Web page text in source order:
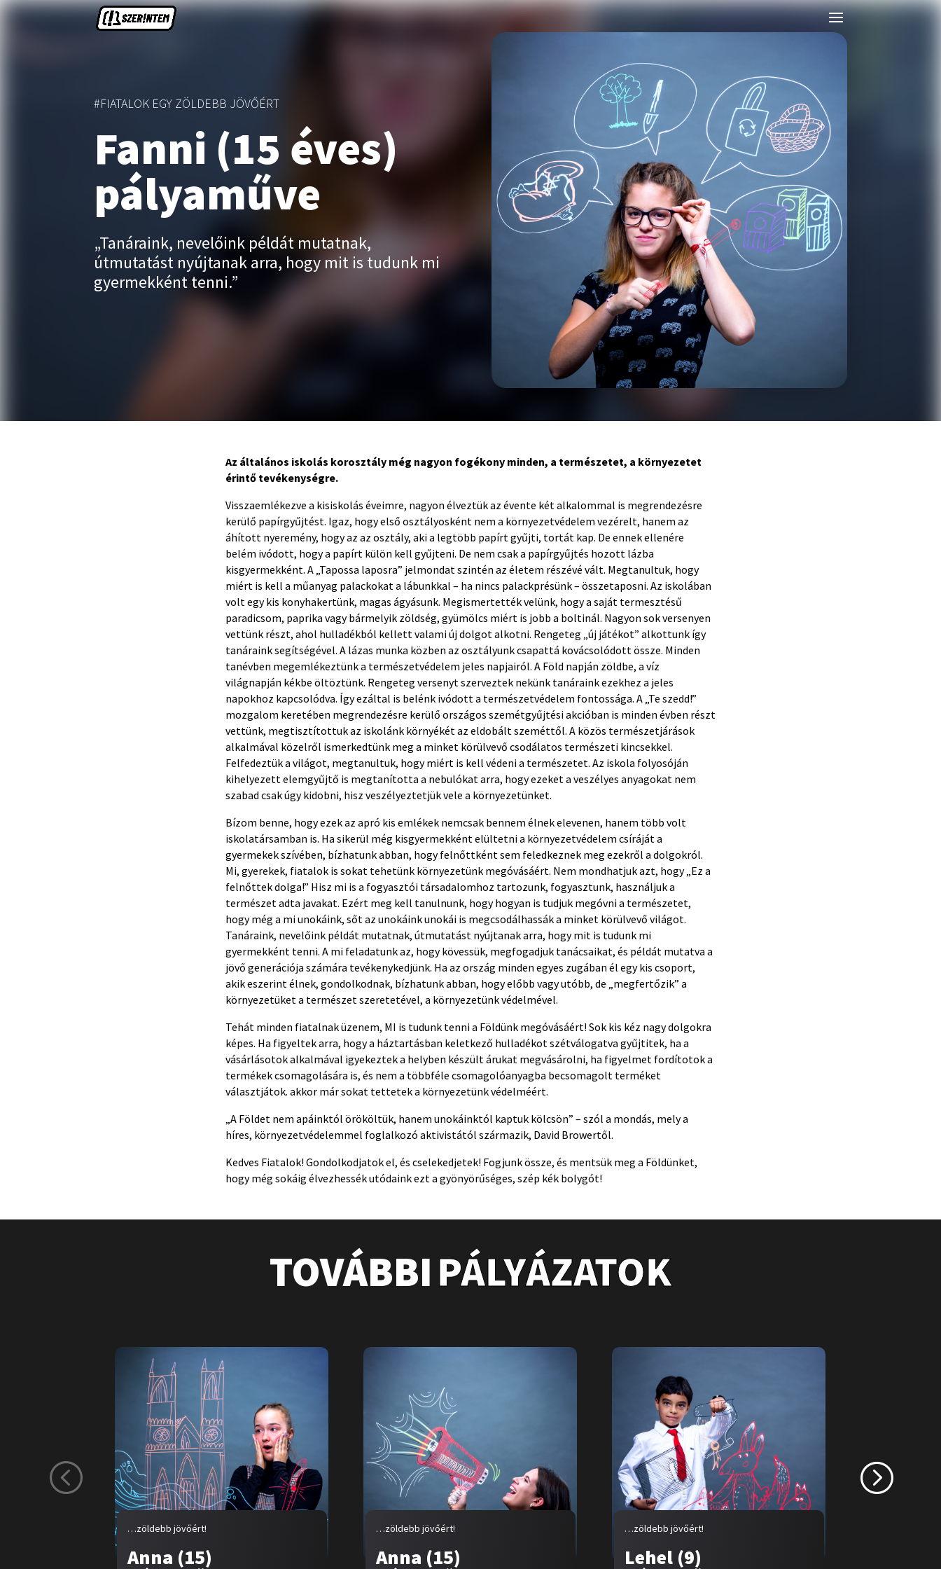
#FIATALOK EGY ZÖLDEBB JÖVŐÉRT
Fanni (15 éves)
pályaműve
„Tanáraink, nevelőink példát mutatnak,
útmutatást nyújtanak arra, hogy mit is tudunk mi
gyermekként tenni.”
Az általános iskolás korosztály még nagyon fogékony minden, a természetet, a környezetet
érintő tevékenységre.
Visszaemlékezve a kisiskolás éveimre, nagyon élveztük az évente két alkalommal is megrendezésre
kerülő papírgyűjtést. Igaz, hogy első osztályosként nem a környezetvédelem vezérelt, hanem az
áhított nyeremény, hogy az az osztály, aki a legtöbb papírt gyűjti, tortát kap. De ennek ellenére
belém ivódott, hogy a papírt külön kell gyűjteni. De nem csak a papírgyűjtés hozott lázba
kisgyermekként. A „Tapossa laposra” jelmondat szintén az életem részévé vált. Megtanultuk, hogy
miért is kell a műanyag palackokat a lábunkkal – ha nincs palackprésünk – összetaposni. Az iskolában
volt egy kis konyhakertünk, magas ágyásunk. Megismertették velünk, hogy a saját termesztésű
paradicsom, paprika vagy bármelyik zöldség, gyümölcs miért is jobb a boltinál. Nagyon sok versenyen
vettünk részt, ahol hulladékból kellett valami új dolgot alkotni. Rengeteg „új játékot” alkottunk így
tanáraink segítségével. A lázas munka közben az osztályunk csapattá kovácsolódott össze. Minden
tanévben megemlékeztünk a természetvédelem jeles napjairól. A Föld napján zöldbe, a víz
világnapján kékbe öltöztünk. Rengeteg versenyt szerveztek nekünk tanáraink ezekhez a jeles
napokhoz kapcsolódva. Így ezáltal is belénk ivódott a természetvédelem fontossága. A „Te szedd!”
mozgalom keretében megrendezésre kerülő országos szemétgyűjtési akcióban is minden évben részt
vettünk, megtisztítottuk az iskolánk környékét az eldobált szeméttől. A közös természetjárások
alkalmával közelről ismerkedtünk meg a minket körülvevő csodálatos természeti kincsekkel.
Felfedeztük a világot, megtanultuk, hogy miért is kell védeni a természetet. Az iskola folyosóján
kihelyezett elemgyűjtő is megtanította a nebulókat arra, hogy ezeket a veszélyes anyagokat nem
szabad csak úgy kidobni, hisz veszélyeztetjük vele a környezetünket.
Bízom benne, hogy ezek az apró kis emlékek nemcsak bennem élnek elevenen, hanem több volt
iskolatársamban is. Ha sikerül még kisgyermekként elültetni a környezetvédelem csíráját a
gyermekek szívében, bízhatunk abban, hogy felnőttként sem feledkeznek meg ezekről a dolgokról.
Mi, gyerekek, fiatalok is sokat tehetünk környezetünk megóvásáért. Nem mondhatjuk azt, hogy „Ez a
felnőttek dolga!” Hisz mi is a fogyasztói társadalomhoz tartozunk, fogyasztunk, használjuk a
természet adta javakat. Ezért meg kell tanulnunk, hogy hogyan is tudjuk megóvni a természetet,
hogy még a mi unokáink, sőt az unokáink unokái is megcsodálhassák a minket körülvevő világot.
Tanáraink, nevelőink példát mutatnak, útmutatást nyújtanak arra, hogy mit is tudunk mi
gyermekként tenni. A mi feladatunk az, hogy kövessük, megfogadjuk tanácsaikat, és példát mutatva a
jövő generációja számára tevékenykedjünk. Ha az ország minden egyes zugában él egy kis csoport,
akik eszerint élnek, gondolkodnak, bízhatunk abban, hogy előbb vagy utóbb, de „megfertőzik” a
környezetüket a természet szeretetével, a környezetünk védelmével.
Tehát minden fiatalnak üzenem, MI is tudunk tenni a Földünk megóvásáért! Sok kis kéz nagy dolgokra
képes. Ha figyeltek arra, hogy a háztartásban keletkező hulladékot szétválogatva gyűjtitek, ha a
vásárlásotok alkalmával igyekeztek a helyben készült árukat megvásárolni, ha figyelmet fordítotok a
termékek csomagolására is, és nem a többféle csomagolóanyagba becsomagolt terméket
választjátok. akkor már sokat tettetek a környezetünk védelméért.
„A Földet nem apáinktól örököltük, hanem unokáinktól kaptuk kölcsön” – szól a mondás, mely a
híres, környezetvédelemmel foglalkozó aktivistától származik, David Browertől.
Kedves Fiatalok! Gondolkodjatok el, és cselekedjetek! Fogjunk össze, és mentsük meg a Földünket,
hogy még sokáig élvezhessék utódaink ezt a gyönyörűséges, szép kék bolygót!
TOVÁBBIPÁLYÁZATOK
…zöldebb jövőért!
Anna (15)
…zöldebb jövőért!
Anna (15)
…zöldebb jövőért!
Lehel (9)